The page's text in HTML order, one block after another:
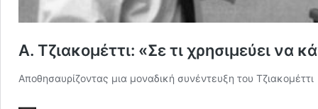
Α. Τζιακομέττι: «Σε τι χρησιμεύει να
Αποθησαυρίζοντας μια μοναδική συνέντευξη του Τζιακομέττι